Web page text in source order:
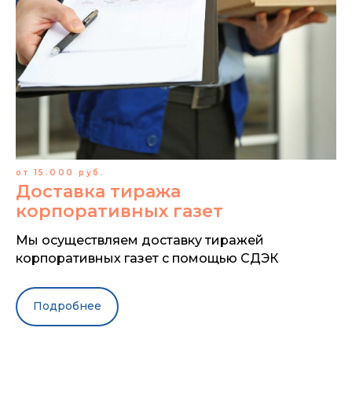
от 15.000 руб.
Доставка тиража
корпоративных газет
Мы осуществляем доставку тиражей
корпоративных газет с помощью СДЭК
Подробнее